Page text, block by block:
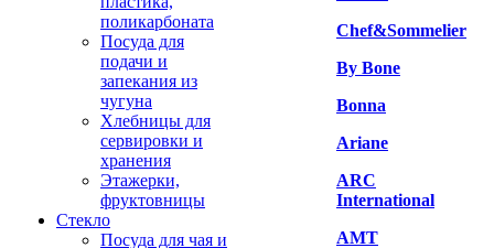
поликарбоната
Посуда для
подачи и
запекания из
чугуна
Хлебницы для
сервировки и
хранения
Этажерки,
фруктовницы
Стекло
Посуда для чая и
Chef&Sommelier
By Bone
Bonna
Ariane
ARC
International
AMT